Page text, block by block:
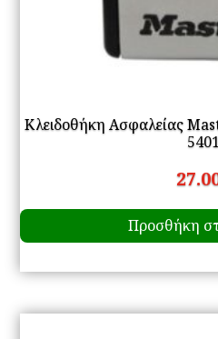
Κλειδοθήκη Ασφαλείας
5401
Προσθήκη